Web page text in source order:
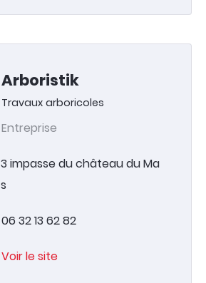
Arboristik
Travaux arboricoles
Entreprise
3 impasse du château du Ma
s
06 32 13 62 82
Voir le site